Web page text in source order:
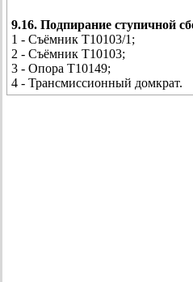
9.16. Подпирание ступичной
1 - Съёмник Т10103/1;
2 - Съёмник Т10103;
3 - Опора Т10149;
4 - Трансмиссионный домкрат.